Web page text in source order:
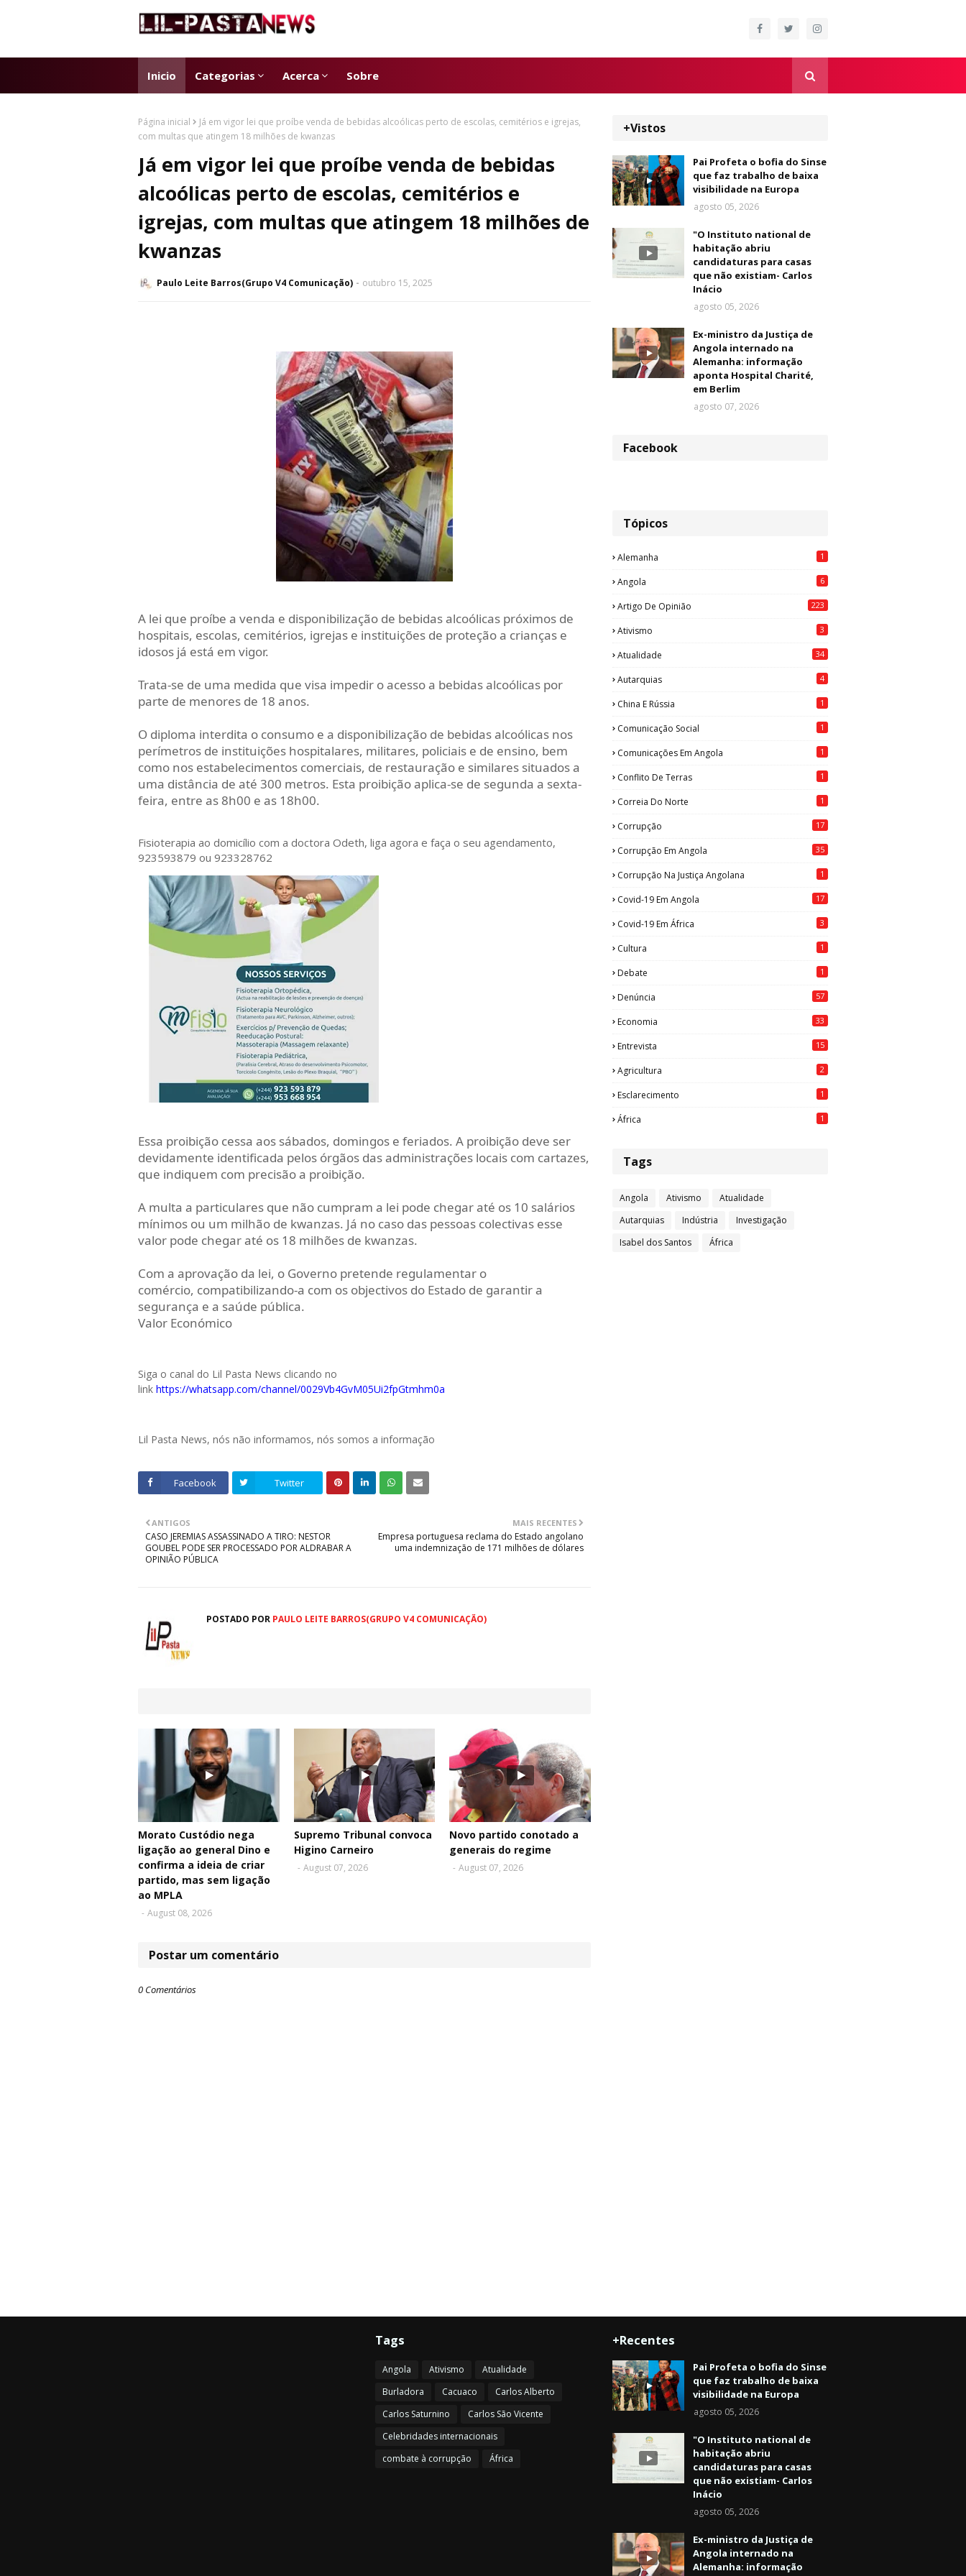
Inicio Categorias Acerca Sobre
Página inicial
Já em vigor lei que proíbe venda de bebidas alcoólicas perto de escolas, cemitérios e igrejas,
com multas que atingem 18 milhões de kwanzas
Já em vigor lei que proíbe venda de bebidas
alcoólicas perto de escolas, cemitérios e
igrejas, com multas que atingem 18 milhões de
kwanzas
Paulo Leite Barros(Grupo V4 Comunicação) outubro 15, 2025
A lei que proíbe a venda e disponibilização de bebidas alcoólicas próximos de
hospitais, escolas, cemitérios, igrejas e instituições de proteção a crianças e
idosos já está em vigor.
Trata-se de uma medida que visa impedir o acesso a bebidas alcoólicas por
parte de menores de 18 anos.
O diploma interdita o consumo e a disponibilização de bebidas alcoólicas nos
perímetros de instituições hospitalares, militares, policiais e de ensino, bem
como nos estabelecimentos comerciais, de restauração e similares situados a
uma distância de até 300 metros. Esta proibição aplica-se de segunda a sexta-
feira, entre as 8h00 e as 18h00.
Fisioterapia ao domicílio com a doctora Odeth, liga agora e faça o seu agendamento,
923593879 ou 923328762
Essa proibição cessa aos sábados, domingos e feriados. A proibição deve ser
devidamente identificada pelos órgãos das administrações locais com cartazes,
que indiquem com precisão a proibição.
A multa a particulares que não cumpram a lei pode chegar até os 10 salários
mínimos ou um milhão de kwanzas. Já no caso das pessoas colectivas esse
valor pode chegar até os 18 milhões de kwanzas.
Com a aprovação da lei, o Governo pretende regulamentar o
comércio, compatibilizando-a com os objectivos do Estado de garantir a
segurança e a saúde pública.
Valor Económico
Siga o canal do Lil Pasta News clicando no
link https://whatsapp.com/channel/0029Vb4GvM05Ui2fpGtmhm0a
Lil Pasta News, nós não informamos, nós somos a informação
Facebook Twitter
MAIS RECENTES
Empresa portuguesa reclama do Estado angolano
uma indemnização de 171 milhões de dólares
ANTIGOS
CASO JEREMIAS ASSASSINADO A TIRO: NESTOR
GOUBEL PODE SER PROCESSADO POR ALDRABAR A
OPINIÃO PÚBLICA
POSTADO POR PAULO LEITE BARROS(GRUPO V4 COMUNICAÇÃO)
Morato Custódio nega
ligação ao general Dino e
confirma a ideia de criar
partido, mas sem ligação
ao MPLA
- August 08, 2026
Supremo Tribunal convoca
Higino Carneiro
- August 07, 2026
Novo partido conotado a
generais do regime
- August 07, 2026
Postar um comentário
0 Comentários
+Vistos
Pai Profeta o bofia do Sinse
que faz trabalho de baixa
visibilidade na Europa
agosto 05, 2026
"O Instituto national de
habitação abriu
candidaturas para casas
que não existiam- Carlos
Inácio
agosto 05, 2026
Ex-ministro da Justiça de
Angola internado na
Alemanha: informação
aponta Hospital Charité,
em Berlim
agosto 07, 2026
Facebook
Tópicos
Alemanha 1
Angola 6
Artigo De Opinião 223
Ativismo 3
Atualidade 34
Autarquias 4
China E Rússia 1
Comunicação Social 1
Comunicações Em Angola 1
Conflito De Terras 1
Correia Do Norte 1
Corrupção 17
Corrupção Em Angola 35
Corrupção Na Justiça Angolana 1
Covid-19 Em Angola 17
Covid-19 Em África 3
Cultura 1
Debate 1
Denúncia 57
Economia 33
Entrevista 15
Agricultura 2
Esclarecimento 1
África 1
Tags
Angola Ativismo
Atualidade
Autarquias
Indústria
Investigação
Isabel dos Santos
África
Tags
Angola Ativismo
Atualidade
Burladora
Cacuaco
Carlos Alberto
Carlos Saturnino
Carlos São Vicente
Celebridades internacionais
combate à corrupção
África
+Recentes
Pai Profeta o bofia do Sinse
que faz trabalho de baixa
visibilidade na Europa
agosto 05, 2026
"O Instituto national de
habitação abriu
candidaturas para casas
que não existiam- Carlos
Inácio
agosto 05, 2026
Ex-ministro da Justiça de
Angola internado na
Alemanha: informação